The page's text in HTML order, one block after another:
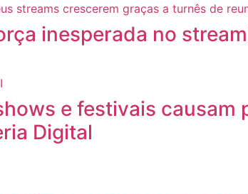
inesperada no
e festivais
Digital